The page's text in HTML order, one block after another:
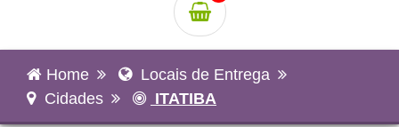
Home
Locais de Entrega
Cidades
ITATIBA